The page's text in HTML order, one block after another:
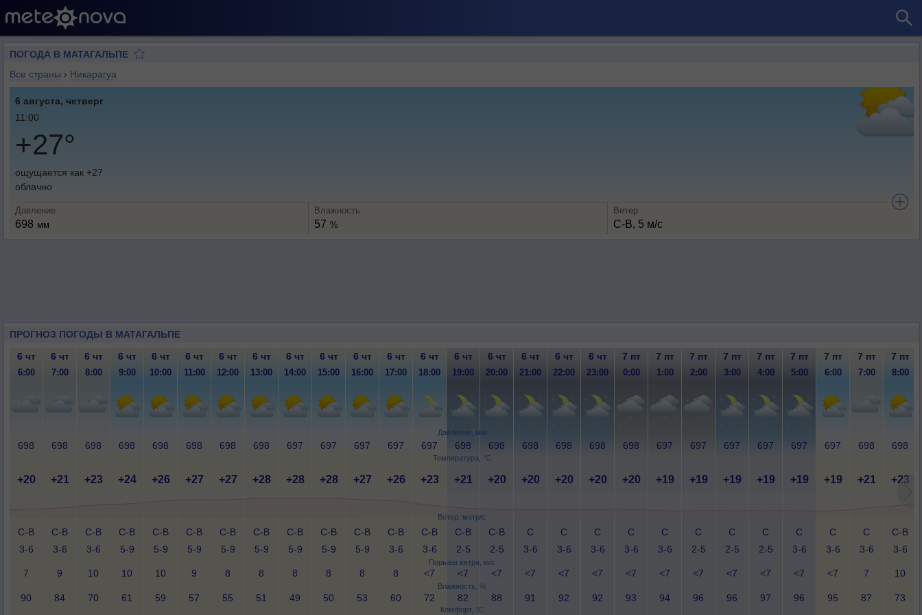
ПОГОДА В МАТАГАЛЬПЕ
Все страны › Никарагуа
6 августа, четверг
11:00
+27°
ощущается как +27
облачно
Давление
698 мм
Влажность
57 %
Ветер
С-В, 5 м/с
ПРОГНОЗ ПОГОДЫ В МАТАГАЛЬПЕ
Давление, мм
Температура, °C
Ветер, метр/с
Порывы ветра, м/с
Влажность, %
Комфорт, °C
6 чт 6 чт 6 чт 6 чт 6 чт 6 чт 6 чт 6 чт 6 чт 6 чт 6 чт 6 чт 6 чт 6 чт 6 чт 6 чт 6 чт 6 чт 7 пт 7 пт 7 пт 7 пт 7 пт 7 пт 7 пт 7 пт 7 пт
6:00 7:00 8:00 9:00 10:00 11:00 12:00 13:00 14:00 15:00 16:00 17:00 18:00 19:00 20:00 21:00 22:00 23:00 0:00 1:00 2:00 3:00 4:00 5:00 6:00 7:00 8:00
698 698 698 698 698 698 698 698 697 697 697 697 697 698 698 698 698 698 698 697 697 697 697 697 697 698 698
+20 +21 +23 +24 +26 +27 +27 +28 +28 +28 +27 +26 +23 +21 +20 +20 +20 +20 +20 +19 +19 +19 +19 +19 +19 +21 +23
С-В
3-6
С-В
3-6
С-В
3-6
С-В
5-9
С-В
5-9
С-В
5-9
С-В
5-9
С-В
5-9
С-В
5-9
С-В
5-9
С-В
5-9
С-В
3-6
С-В
3-6
С-В
2-5
С-В
2-5
С
3-6
С
3-6
С
3-6
С
3-6
С
3-6
С
2-5
С
2-5
С
2-5
С
3-6
С
3-6
С
3-6
С-В
3-6
7 9 10 10 10 9 8 8 8 8 8 8 <7 <7 <7 <7 <7 <7 <7 <7 <7 <7 <7 <7 <7 7 10
90 84 70 61 59 57 55 51 49 50 53 60 72 82 88 91 92 92 93 94 96 96 97 96 95 87 73